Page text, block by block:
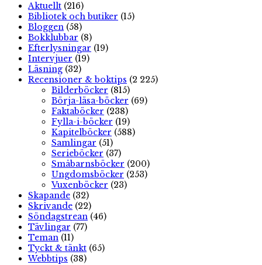
Aktuellt (216)
Bibliotek och butiker (15)
Bloggen (58)
Bokklubbar (8)
Efterlysningar (19)
Intervjuer (19)
Läsning (32)
Recensioner & boktips (2 225)
Bilderböcker (815)
Börja-läsa-böcker (69)
Faktaböcker (238)
Fylla-i-böcker (19)
Kapitelböcker (588)
Samlingar (51)
Serieböcker (37)
Småbarnsböcker (200)
Ungdomsböcker (253)
Vuxenböcker (23)
Skapande (32)
Skrivande (22)
Söndagstrean (46)
Tävlingar (77)
Teman (11)
Tyckt & tänkt (65)
Webbtips (38)